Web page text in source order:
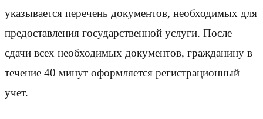
указывается перечень документов, необходимых для
предоставления государственной услуги. После
сдачи всех необходимых документов, гражданину в
течение 40 минут оформляется регистрационный
учет.